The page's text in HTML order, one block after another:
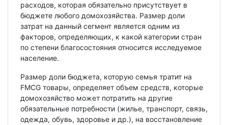
расходов, которая обязательно присутствует в
бюджете любого домохозяйства. Размер доли
затрат на данный сегмент является одним из
факторов, определяющих, к какой категории стран
по степени благосостояния относится исследуемое
население.
Размер доли бюджета, которую семья тратит на
FMCG товары, определяет объем средств, которые
домохозяйство может потратить на другие
обязательные потребности (жилье, транспорт, связь,
одежда, обувь, здоровье и др.), на восстановление